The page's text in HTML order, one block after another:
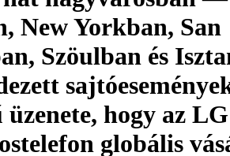
New Yorkban, San
Szöulban és
hogy az
globális